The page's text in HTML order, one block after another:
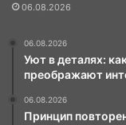
06.08.2026
06.08.2026
Уют в деталях:
преображают
06.08.2026
Принцип